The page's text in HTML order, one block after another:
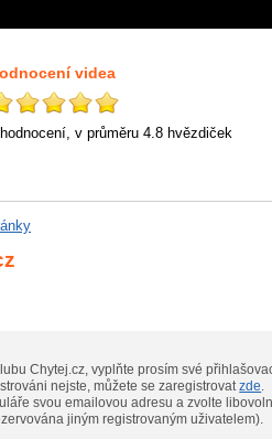
videa
v průměru4.8 hvězdiček
Chytej.cz, vyplňte prosím své
formuláře). Pokud ještě registrováni nejste, můžete se zaregistrovatzde.
svou emailovou adresu a zvolte
jiným registrovaným uživatelem).